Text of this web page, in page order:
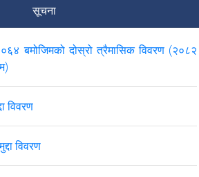
सूचना
बमोजिमको दोस्रो त्रैमासिक विवरण (२०८२
विवरण
विवरण